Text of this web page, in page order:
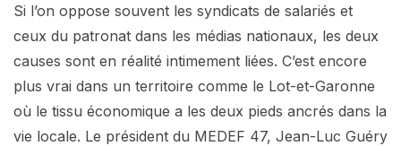
Si l’on oppose souvent les syndicats de salariés et
ceux du patronat dans les médias nationaux, les deux
causes sont en réalité intimement liées. C’est encore
plus vrai dans un territoire comme le Lot-et-Garonne
où le tissu économique a les deux pieds ancrés dans la
vie locale. Le président du MEDEF 47, Jean-Luc Guéry